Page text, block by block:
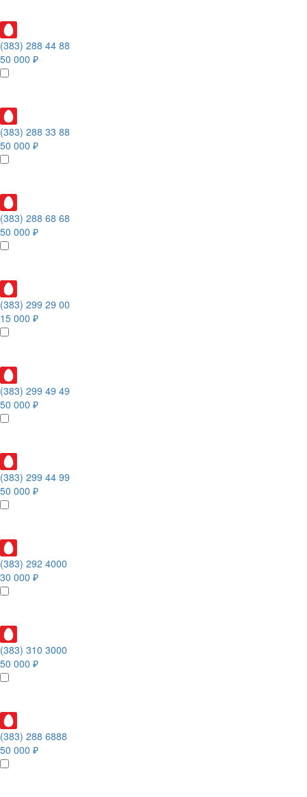
(383) 288 44 88
50 000 ₽
(383) 288 33 88
50 000 ₽
(383) 288 68 68
50 000 ₽
(383) 299 29 00
15 000 ₽
(383) 299 49 49
50 000 ₽
(383) 299 44 99
50 000 ₽
(383) 292 4000
30 000 ₽
(383) 310 3000
50 000 ₽
(383) 288 6888
50 000 ₽